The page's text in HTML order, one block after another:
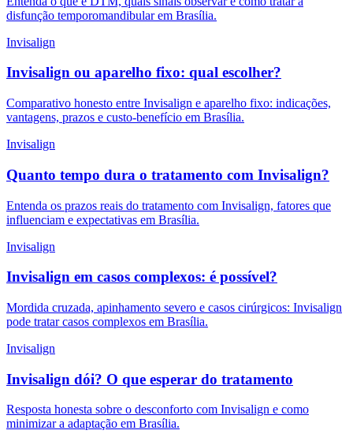
disfunção temporomandibular em Brasília.
Invisalign
Invisalign ou aparelho fixo: qual escolher?
Comparativo honesto entre Invisalign e aparelho fixo: indicações,
vantagens, prazos e custo-benefício em Brasília.
Invisalign
Quanto tempo dura o tratamento com Invisalign?
Entenda os prazos reais do tratamento com Invisalign, fatores que
influenciam e expectativas em Brasília.
Invisalign
Invisalign em casos complexos: é possível?
Mordida cruzada, apinhamento severo e casos cirúrgicos: Invisalign
pode tratar casos complexos em Brasília.
Invisalign
Invisalign dói? O que esperar do tratamento
Resposta honesta sobre o desconforto com Invisalign e como
minimizar a adaptação em Brasília.